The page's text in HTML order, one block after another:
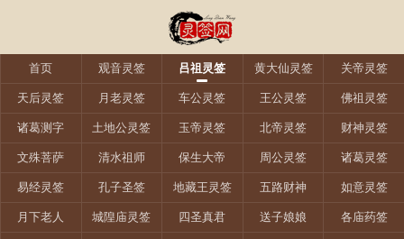
首页 观音灵签 吕祖灵签 黄大仙灵签 关帝灵签
天后灵签 月老灵签 车公灵签 王公灵签 佛祖灵签
诸葛测字 土地公灵签 玉帝灵签 北帝灵签 财神灵签
文殊菩萨 清水祖师 保生大帝 周公灵签 诸葛灵签
易经灵签 孔子圣签 地藏王灵签 五路财神 如意灵签
月下老人 城隍庙灵签 四圣真君 送子娘娘 各庙药签